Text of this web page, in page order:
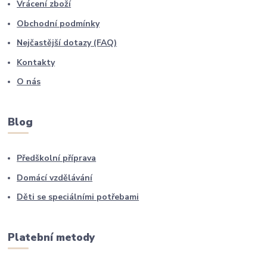
Vrácení zboží
Obchodní podmínky
Nejčastější dotazy (FAQ)
Kontakty
O nás
Blog
Předškolní příprava
Domácí vzdělávání
Děti se speciálními potřebami
Platební metody